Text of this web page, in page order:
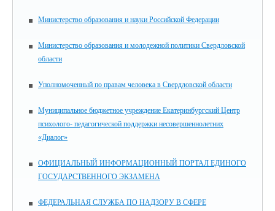
Министерство образования и науки Российской Федерации
Министерство образования и молодежной политики Свердловской
области
Уполномоченный по правам человека в Свердловской области
Муниципальное бюджетное учреждение Екатеринбургский Центр
психолого- педагогической поддержки несовершеннолетних
«Диалог»
ОФИЦИАЛЬНЫЙ ИНФОРМАЦИОННЫЙ ПОРТАЛ ЕДИНОГО
ГОСУДАРСТВЕННОГО ЭКЗАМЕНА
ФЕДЕРАЛЬНАЯ СЛУЖБА ПО НАДЗОРУ В СФЕРЕ